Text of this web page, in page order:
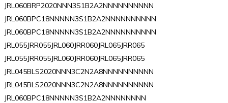
JRL060BRP2020NNN3S1B2A2NNNNNNNNNN
JRL060BPC18NNNNN3S1B2A2NNNNNNNNNN
JRL060BPC18NNNNN3S1B2A2NNNNNNNNNN
JRL055JRR055JRL060JRR060JRL065JRR065
JRL055JRR055JRL060JRR060JRL065JRR065
JRL045BLS2020NNN3C2N2A8NNNNNNNNNN
JRL045BLS2020NNN3C2N2A8NNNNNNNNNN
JRL060BPC18NNNNN3S1B2A2NNNNNNNN